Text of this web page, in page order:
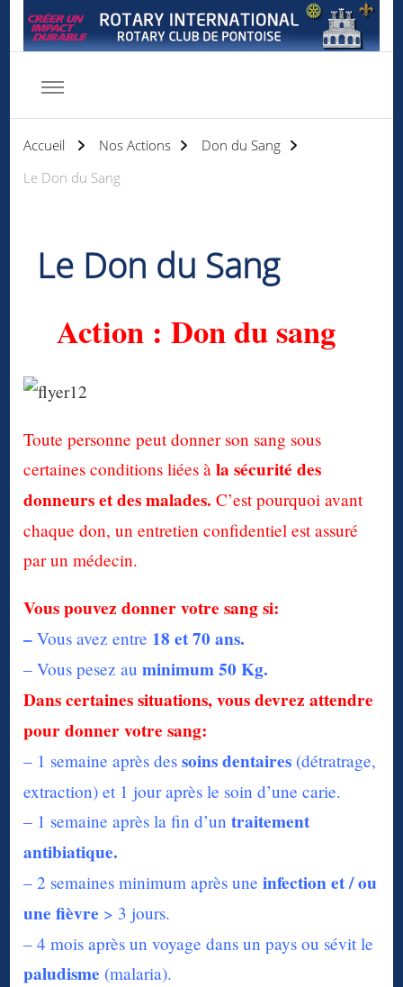
Accueil Nos Actions
Don du Sang
Le Don du Sang
Le Don du Sang
Action : Don du sang
Toute personne peut donner son sang sous
certaines conditions liées àla sécurité des
donneurs et des malades.C’est pourquoi avant
chaque don, un entretien confidentiel est assuré
par un médecin.
Vous pouvez donner votre sang si:
–Vous avez entre 18 et 70 ans.
– Vous pesez auminimum 50 Kg.
Dans certaines situations, vous devrez attendre
pour donner votre sang:
– 1 semaine après dessoins dentaires (détratrage,
extraction) et 1 jour après le soin d’une carie.
– 1 semaine après la fin d’untraitement
antibiatique.
– 2 semaines minimum après uneinfection et / ou
une fièvre > 3 jours.
– 4 mois après un voyage dans un pays ou sévit le
paludisme (malaria).